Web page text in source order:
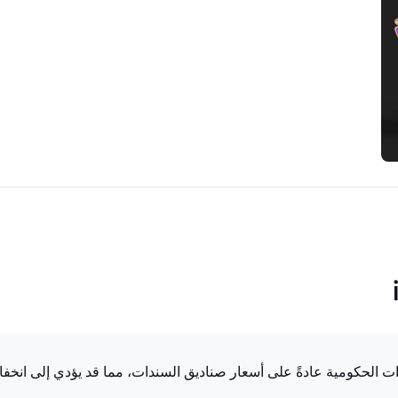
الحكومية عادةً على أسعار صناديق السندات، مما قد يؤدي إلى